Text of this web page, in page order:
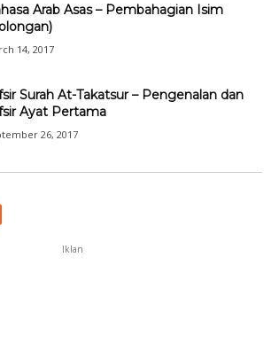
Arab Asas – Pembahagian Isim
14, 2017
Surah At-Takatsur – Pengenalan dan
Ayat Pertama
26, 2017
Iklan